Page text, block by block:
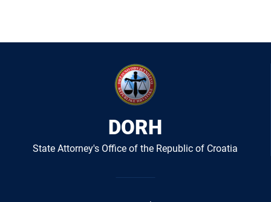
DORH
State Attorney's Office of the Republic of Croatia